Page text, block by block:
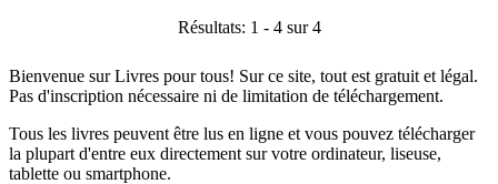
Résultats: 1 - 4 sur 4
Bienvenue sur Livres pour tous! Sur ce site, tout est gratuit et légal.
Pas d'inscription nécessaire ni de limitation de téléchargement.
Tous les livres peuvent être lus en ligne et vous pouvez télécharger
la plupart d'entre eux directement sur votre ordinateur, liseuse,
tablette ou smartphone.